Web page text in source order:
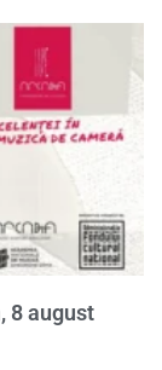
8 august